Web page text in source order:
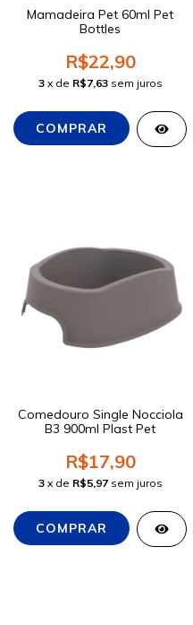
Mamadeira Pet 60ml Pet
Bottles
R$22,90
3 x de R$7,63 sem juros
Comedouro Single Nocciola
B3 900ml Plast Pet
R$17,90
3 x de R$5,97 sem juros